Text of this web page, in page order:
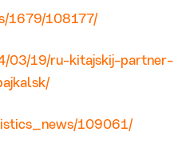
1679/108177/
03/19/ru-kitajskij-partner-
109061/